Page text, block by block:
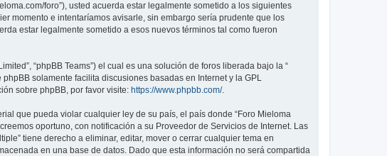
foro”), usted acuerda estar legalmente sometido a los siguientes
momento e intentaríamos avisarle, sin embargo sería prudente que los
estar legalmente sometido a esos nuevos términos tal como fueron
“phpBB Teams”) el cual es una solución de foros liberada bajo la “
phpBB solamente facilita discusiones basadas en Internet y la GPL
sobre phpBB, por favor visite: https://www.phpbb.com/.
que pueda violar cualquier ley de su país, el país donde “Foro Mieloma
oportuno, con notificación a su Proveedor de Servicios de Internet. Las
tiene derecho a eliminar, editar, mover o cerrar cualquier tema en
en una base de datos. Dado que esta información no será compartida